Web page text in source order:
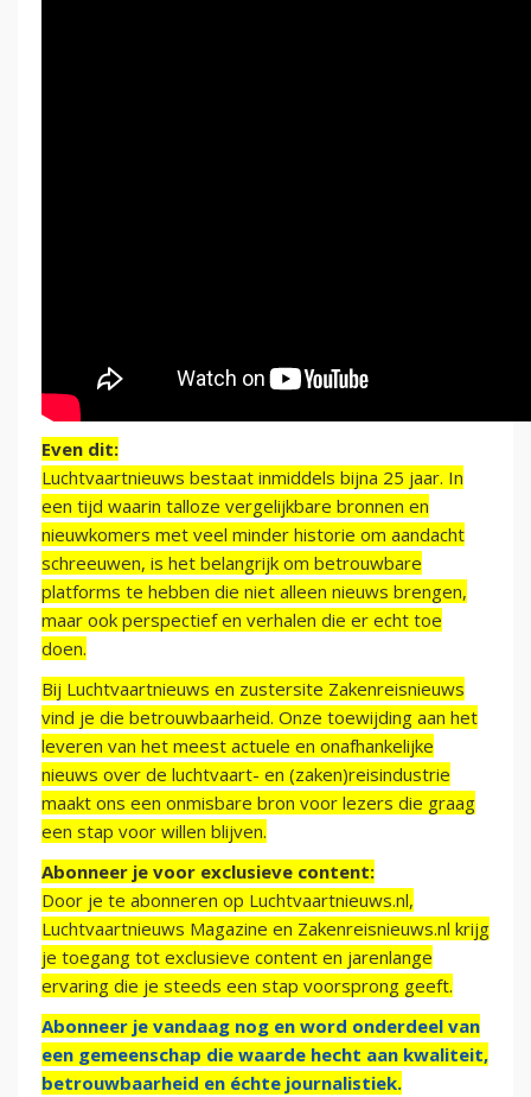
Even dit:
Luchtvaartnieuws bestaat inmiddels bijna 25 jaar. In
een tijd waarin talloze vergelijkbare bronnen en
nieuwkomers met veel minder historie om aandacht
schreeuwen, is het belangrijk om betrouwbare
platforms te hebben die niet alleen nieuws brengen,
maar ook perspectief en verhalen die er echt toe
doen.
Bij Luchtvaartnieuws en zustersite Zakenreisnieuws
vind je die betrouwbaarheid. Onze toewijding aan het
leveren van het meest actuele en onafhankelijke
nieuws over de luchtvaart- en (zaken)reisindustrie
maakt ons een onmisbare bron voor lezers die graag
een stap voor willen blijven.
Abonneer je voor exclusieve content:
Door je te abonneren op Luchtvaartnieuws.nl,
Luchtvaartnieuws Magazine en Zakenreisnieuws.nl krijg
je toegang tot exclusieve content en jarenlange
ervaring die je steeds een stap voorsprong geeft.
Abonneer je vandaag nog en word onderdeel van
een gemeenschap die waarde hecht aan kwaliteit,
betrouwbaarheid en échte journalistiek.